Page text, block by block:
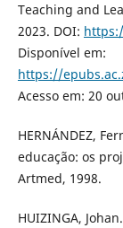
Teaching and
2023. DOI:
Disponível em:
https://
Acesso em: 20
HERNÁNDEZ,
educação: os
Artmed, 1998.
HUIZINGA,